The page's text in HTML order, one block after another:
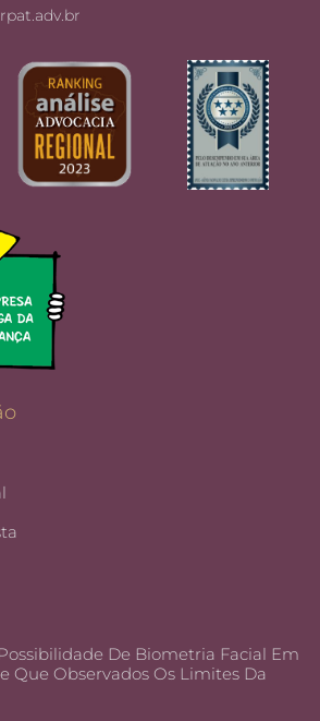
De Biometria Facial Em
Que Observados Os Limites Da